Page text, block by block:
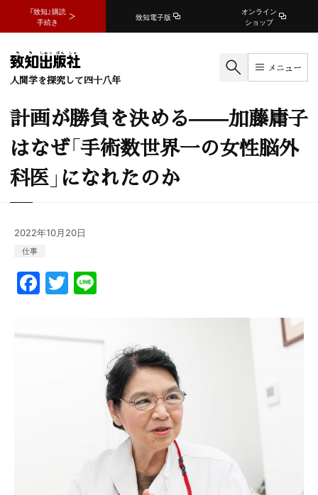
『致知』購読
手続き
致知電子版
オンライン
ショップ
人間学を探究して四十八年
メニュー
計画が勝負を決める——加藤庸子
はなぜ「手術数世界一の女性脳外
科医」になれたのか
2022年10月20日
仕事
F
a
c
e
T
w
itt
er